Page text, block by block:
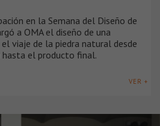
en la Semana del Diseño de
a OMA el diseño de una
viaje de la piedra natural desde
el producto final.
VER +